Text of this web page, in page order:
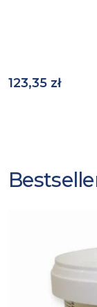
123,35 zł